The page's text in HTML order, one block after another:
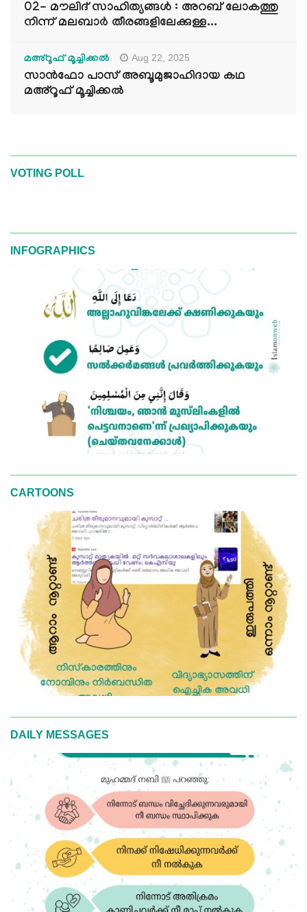
02- മൗലിദ് സാഹിത്യങ്ങൾ : അറബ് ലോകത്തു
നിന്ന് മലബാർ തീരങ്ങളിലേക്കുള്ള...
മഅ്റൂഫ് മൂച്ചിക്കല്‍ Aug 22, 2025
സാൻഫോ പാസ് അബൂമുജാഹിദായ കഥ
മഅ്റൂഫ് മൂച്ചിക്കല്‍
VOTING POLL
INFOGRAPHICS
CARTOONS
DAILY MESSAGES